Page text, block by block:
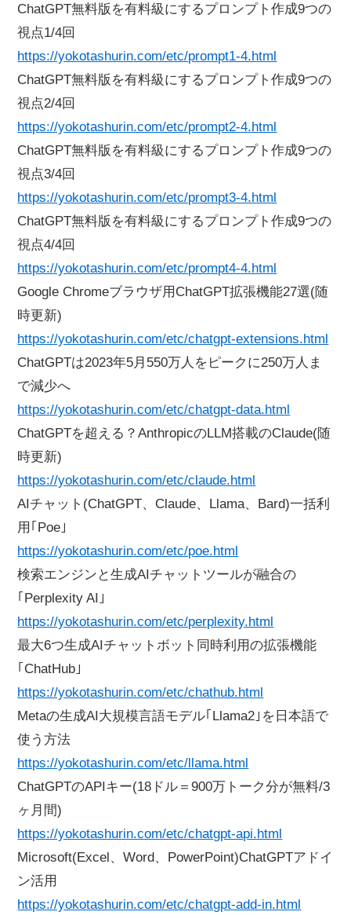
ChatGPT無料版を有料級にするプロンプト作成9つの
視点1/4回
https://yokotashurin.com/etc/prompt1-4.html
ChatGPT無料版を有料級にするプロンプト作成9つの
視点2/4回
https://yokotashurin.com/etc/prompt2-4.html
ChatGPT無料版を有料級にするプロンプト作成9つの
視点3/4回
https://yokotashurin.com/etc/prompt3-4.html
ChatGPT無料版を有料級にするプロンプト作成9つの
視点4/4回
https://yokotashurin.com/etc/prompt4-4.html
Google Chromeブラウザ用ChatGPT拡張機能27選(随
時更新)
https://yokotashurin.com/etc/chatgpt-extensions.html
ChatGPTは2023年5月550万人をピークに250万人ま
で減少へ
https://yokotashurin.com/etc/chatgpt-data.html
ChatGPTを超える？AnthropicのLLM搭載のClaude(随
時更新)
https://yokotashurin.com/etc/claude.html
AIチャット(ChatGPT、Claude、Llama、Bard)一括利
用｢Poe｣
https://yokotashurin.com/etc/poe.html
検索エンジンと生成AIチャットツールが融合の
｢Perplexity AI｣
https://yokotashurin.com/etc/perplexity.html
最大6つ生成AIチャットボット同時利用の拡張機能
｢ChatHub｣
https://yokotashurin.com/etc/chathub.html
Metaの生成AI大規模言語モデル｢Llama2｣を日本語で
使う方法
https://yokotashurin.com/etc/llama.html
ChatGPTのAPIキー(18ドル＝900万トーク分が無料/3
ヶ月間)
https://yokotashurin.com/etc/chatgpt-api.html
Microsoft(Excel、Word、PowerPoint)ChatGPTアドイ
ン活用
https://yokotashurin.com/etc/chatgpt-add-in.html